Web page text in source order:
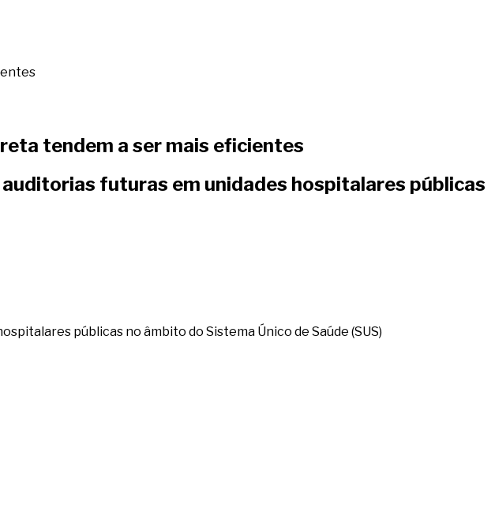
tendem a ser mais eficientes
futuras em unidades hospitalares públicas
públicas no âmbito do Sistema Único de Saúde (SUS)